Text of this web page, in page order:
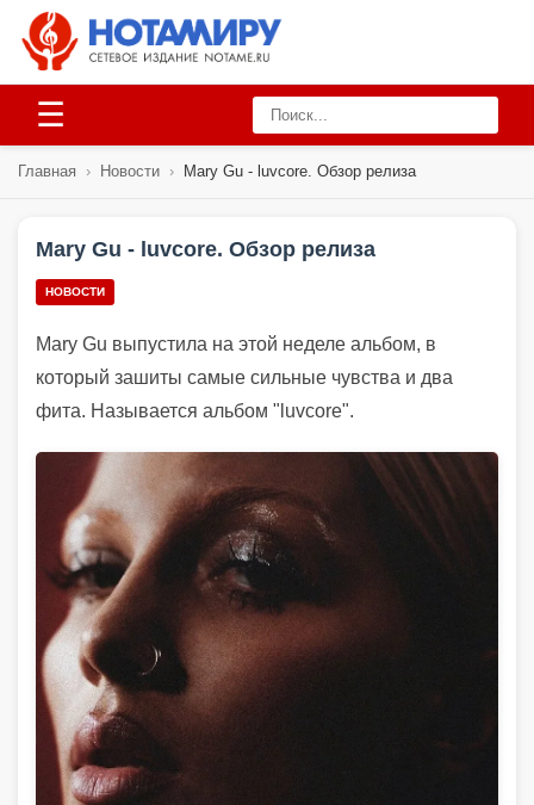
☰
Главная › Новости › Mary Gu - luvcore. Обзор релиза
Mary Gu - luvcore. Обзор релиза
НОВОСТИ
Mary Gu выпустила на этой неделе альбом, в
который зашиты самые сильные чувства и два
фита. Называется альбом "luvcore".